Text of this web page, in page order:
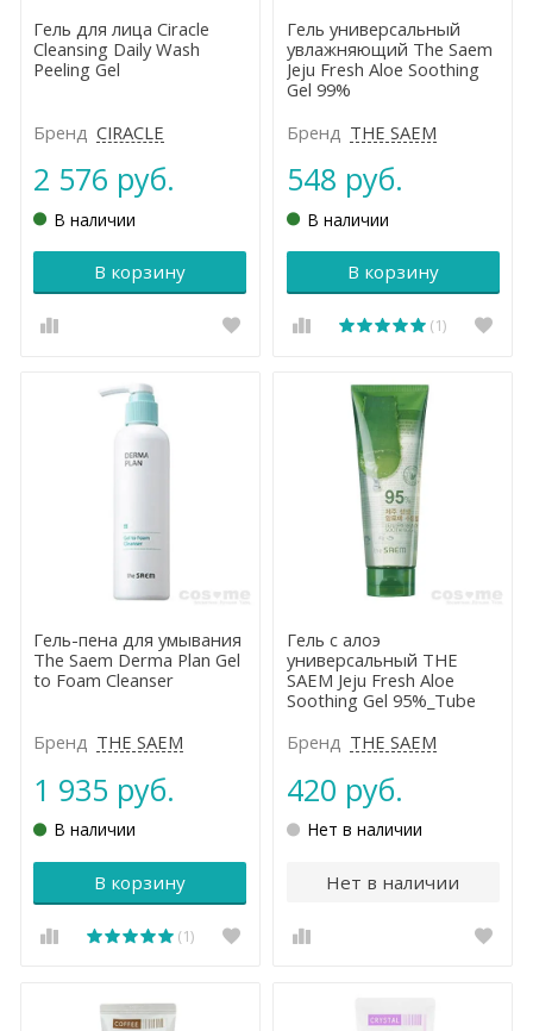
Гель для лица Ciracle
Cleansing Daily Wash
Peeling Gel
Бренд CIRACLE
2 576 руб.
В наличии
В корзину
Гель универсальный
увлажняющий The Saem
Jeju Fresh Aloe Soothing
Gel 99%
Бренд THE SAEM
548 руб.
В наличии
В корзину
(1)
Гель-пена для умывания
The Saem Derma Plan Gel
to Foam Cleanser
Бренд THE SAEM
1 935 руб.
В наличии
В корзину
(1)
Гель с алоэ
универсальный THE
SAEM Jeju Fresh Aloe
Soothing Gel 95%_Tube
Бренд THE SAEM
420 руб.
Нет в наличии
Нет в наличии